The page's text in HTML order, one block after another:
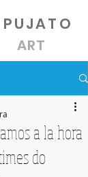
PUJATO
ART
a la hora
do